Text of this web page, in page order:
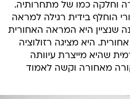
וחלקה כמו של מתחרותיה.
הוחלף בידית רגילה למראה
שנציין היא המראה האחורית
היא מציגה רזולוציה
שהיא מייצרת עיוותה
מאחורה וקשה לאמוד